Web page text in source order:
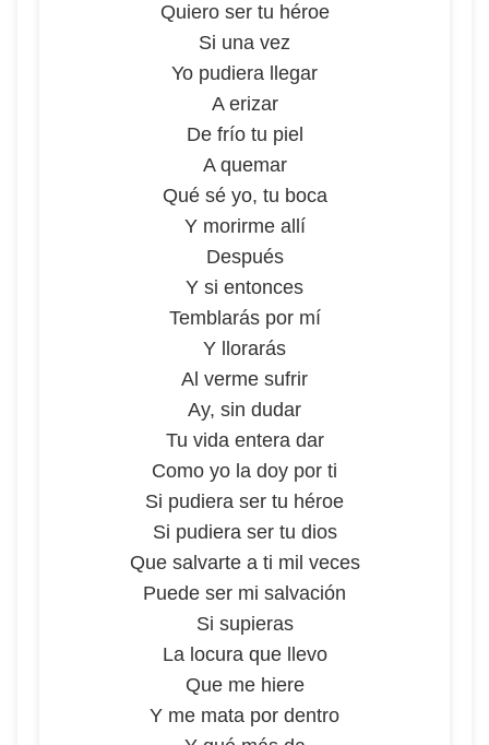
Quiero ser tu héroe
Si una vez
Yo pudiera llegar
A erizar
De frío tu piel
A quemar
Qué sé yo, tu boca
Y morirme allí
Después
Y si entonces
Temblarás por mí
Y llorarás
Al verme sufrir
Ay, sin dudar
Tu vida entera dar
Como yo la doy por ti
Si pudiera ser tu héroe
Si pudiera ser tu dios
Que salvarte a ti mil veces
Puede ser mi salvación
Si supieras
La locura que llevo
Que me hiere
Y me mata por dentro